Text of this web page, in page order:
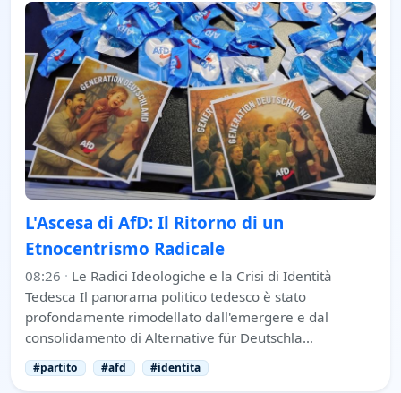
L'Ascesa di AfD: Il Ritorno di un
Etnocentrismo Radicale
08:26 · Le Radici Ideologiche e la Crisi di Identità
Tedesca Il panorama politico tedesco è stato
profondamente rimodellato dall'emergere e dal
consolidamento di Alternative für Deutschla…
#partito #afd #identita